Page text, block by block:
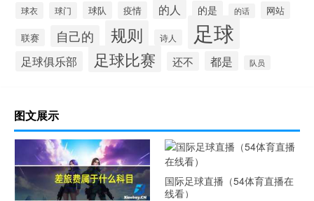
球衣 球门 球队 疫情 的人 的是 的话 网站
联赛 自己的 规则 诗人 足球
足球俱乐部 足球比赛 还不 都是 队员
图文展示
国际足球直播（54体育直播在
线看）